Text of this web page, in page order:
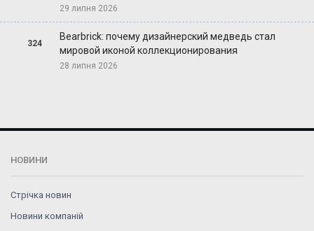
29 липня 2026
324
Bearbrick: почему дизайнерский медведь стал
мировой иконой коллекционирования
28 липня 2026
НОВИНИ
Стрічка новин
Новини компаній